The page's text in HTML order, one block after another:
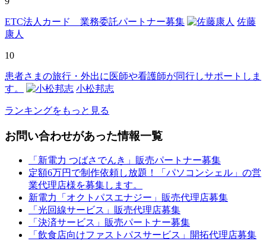
ETC法人カード 業務委託パートナー募集
佐藤
康人
10
患者さまの旅行・外出に医師や看護師が同行しサポートしま
す。
小松邦志
ランキングをもっと見る
お問い合わせがあった情報一覧
「新電力 つばさでんき」販売パートナー募集
定額6万円で制作依頼し放題！「パソコンシェル」の営
業代理店様を募集します。
新電力「オクトパスエナジー」販売代理店募集
「光回線サービス」販売代理店募集
「決済サービス」販売パートナー募集
「飲食店向けファストパスサービス」開拓代理店募集